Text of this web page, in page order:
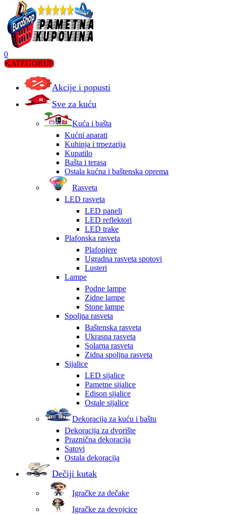
0
KATEGORIJE
Akcije i popusti
Sve za kuću
Kuća i bašta
Kućni aparati
Kuhinja i trpezarija
Kupatilo
Bašta i terasa
Ostala kućna i baštenska oprema
Rasveta
LED rasveta
LED paneli
LED reflektori
LED trake
Plafonska rasveta
Plafonjere
Ugradna rasveta spotovi
Lusteri
Lampe
Podne lampe
Zidne lampe
Stone lampe
Spoljna rasveta
Baštenska rasveta
Ukrasna rasveta
Solarna rasveta
Zidna spoljna rasveta
Sijalice
LED sijalice
Pametne sijalice
Edison sijalice
Ostale sijalice
Dekoracija za kuću i baštu
Dekoracija za dvorište
Praznična dekoracija
Satovi
Ostala dekoracija
Dečiji kutak
Igračke za dečake
Igračke za devojcice